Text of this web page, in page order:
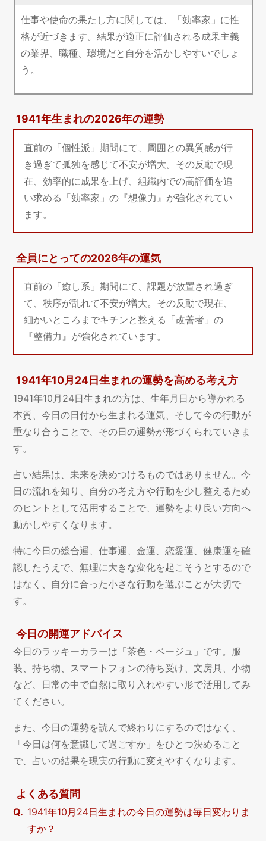
仕事や使命の果たし方に関しては、「効率家」に性
格が近づきます。結果が適正に評価される成果主義
の業界、職種、環境だと自分を活かしやすいでしょ
う。
1941年生まれの2026年の運勢
直前の「個性派」期間にて、周囲との異質感が行
き過ぎて孤独を感じて不安が増大。その反動で現
在、効率的に成果を上げ、組織内での高評価を追
い求める「効率家」の『想像力』が強化されてい
ます。
全員にとっての2026年の運気
直前の「癒し系」期間にて、課題が放置され過ぎ
て、秩序が乱れて不安が増大。その反動で現在、
細かいところまでキチンと整える「改善者」の
『整備力』が強化されています。
1941年10月24日生まれの運勢を高める考え方
1941年10月24日生まれの方は、生年月日から導かれる
本質、今日の日付から生まれる運気、そして今の行動が
重なり合うことで、その日の運勢が形づくられていきま
す。
占い結果は、未来を決めつけるものではありません。今
日の流れを知り、自分の考え方や行動を少し整えるため
のヒントとして活用することで、運勢をより良い方向へ
動かしやすくなります。
特に今日の総合運、仕事運、金運、恋愛運、健康運を確
認したうえで、無理に大きな変化を起こそうとするので
はなく、自分に合った小さな行動を選ぶことが大切で
す。
今日の開運アドバイス
今日のラッキーカラーは「茶色・ベージュ」です。服
装、持ち物、スマートフォンの待ち受け、文房具、小物
など、日常の中で自然に取り入れやすい形で活用してみ
てください。
また、今日の運勢を読んで終わりにするのではなく、
「今日は何を意識して過ごすか」をひとつ決めること
で、占いの結果を現実の行動に変えやすくなります。
よくある質問
1941年10月24日生まれの今日の運勢は毎日変わりま
すか？